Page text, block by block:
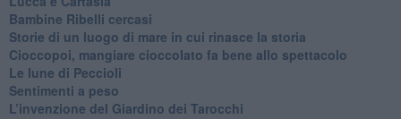
Bambine Ribelli cercasi
Storie di un luogo di mare in cui rinasce la storia
Cioccopoi, mangiare cioccolato fa bene allo spettacolo
​Le lune di Peccioli
​Sentimenti a peso
​L’invenzione del Giardino dei Tarocchi